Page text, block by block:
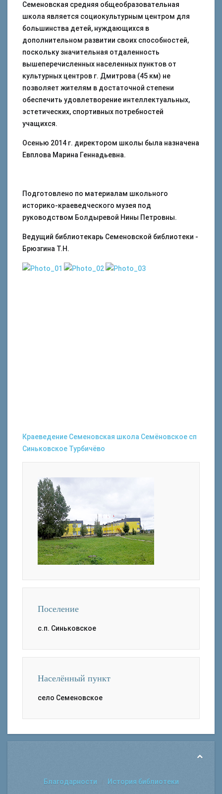
Семеновская средняя общеобразовательная
школа является социокультурным центром для
большинства детей, нуждающихся в
дополнительном развитии своих способностей,
поскольку значительная отдаленность
вышеперечисленных населенных пунктов от
культурных центров г. Дмитрова (45 км) не
позволяет жителям в достаточной степени
обеспечить удовлетворение интеллектуальных,
эстетических, спортивных потребностей
учащихся.
Осенью 2014 г. директором школы была назначена
Евплова Марина Геннадьевна.
Подготовлено по материалам школьного
историко-краеведческого музея под
руководством Болдыревой Нины Петровны.
Ведущий библиотекарь Семеновской библиотеки -
Брюзгина Т.Н.
Краеведение Семеновская школа Семёновское сп
Синьковское Турбичёво
Поселение
с.п. Синьковское
Населённый пункт
село Семеновское
Благодарности История библиотеки